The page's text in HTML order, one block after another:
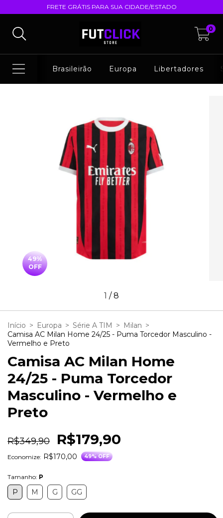
FRETE GRÁTIS PARA SUA CIDADE/ESTADO
0
Brasileirão Europa Libertadores
49%
OFF
1 /8
Início > Europa > Série A TIM > Milan >
Camisa AC Milan Home 24/25 - Puma Torcedor Masculino -
Vermelho e Preto
Camisa AC Milan Home
24/25 - Puma Torcedor
Masculino - Vermelho e
Preto
R$349,90 R$179,90
Economize: R$170,00 49% OFF
Tamanho: P
P M G GG